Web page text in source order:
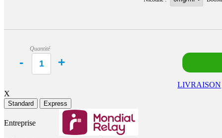
Quantité
LIVRAISON
X
Standard Express
Entreprise